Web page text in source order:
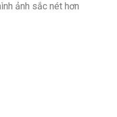
ảnh sắc nét hơn